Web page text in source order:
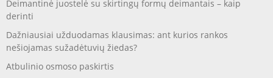
Deimantinė juostelė su skirtingų formų deimantais – kaip
derinti
Dažniausiai užduodamas klausimas: ant kurios rankos
nešiojamas sužadėtuvių žiedas?
Atbulinio osmoso paskirtis